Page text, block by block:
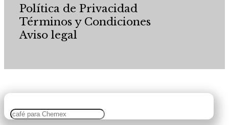
Política de Privacidad
Términos y Condiciones
Aviso legal